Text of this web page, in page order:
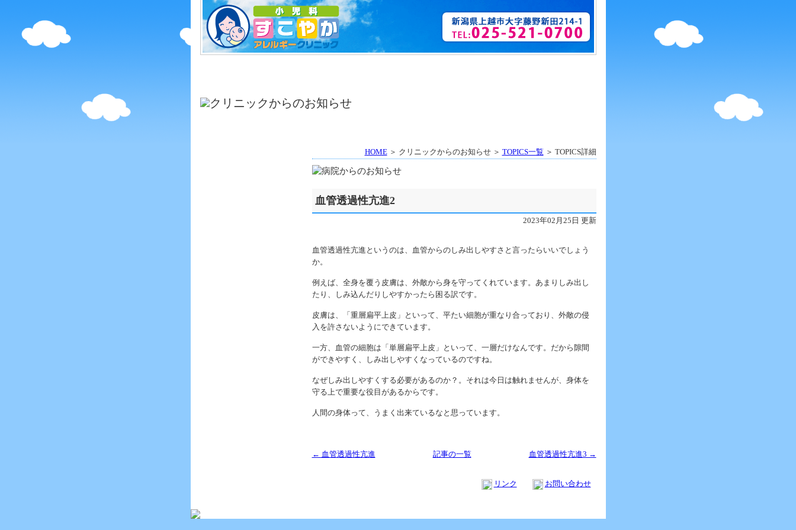
HOME＞ クリニックからのお知らせ ＞ TOPICS一覧 ＞ TOPICS詳細
血管透過性亢進2
2023年02月25日 更新
血管透過性亢進というのは、血管からのしみ出しやすさと言ったらいいでしょう
か。
例えば、全身を覆う皮膚は、外敵から身を守ってくれています。あまりしみ出し
たり、しみ込んだりしやすかったら困る訳です。
皮膚は、「重層扁平上皮」といって、平たい細胞が重なり合っており、外敵の侵
入を許さないようにできています。
一方、血管の細胞は「単層扁平上皮」といって、一層だけなんです。だから隙間
ができやすく、しみ出しやすくなっているのですね。
なぜしみ出しやすくする必要があるのか？。それは今日は触れませんが、身体を
守る上で重要な役目があるからです。
人間の身体って、うまく出来ているなと思っています。
← 血管透過性亢進 記事の一覧 血管透過性亢進3 →
リンク
お問い合わせ